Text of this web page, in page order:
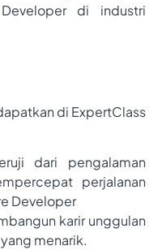
di industri
di ExpertClass
dari pengalaman
perjalanan
Developer
karir unggulan
menarik.